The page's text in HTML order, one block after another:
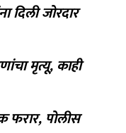
दिली जोरदार
मृत्यू, काही
फरार, पोलीस